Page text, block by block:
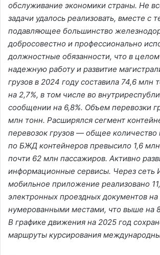
обслуживание экономики страны. Не
задачи удалось реализовать, вместе с
подавляющее большинство
добросовестно и профессионально
должностные обязанности, что в
надежную работу и развитие
грузов в 2024 году составила 74,6 млн
на 2,7%, в том числе во
сообщении на 6,8%. Объем перевозки
млн тонн. Расширялся сегмент
перевозок грузов — общее количество
по БЖД контейнеров превысило 1,6
почти 62 млн пассажиров. Активно
информационные сервисы. Через сеть
мобильное приложение реализовано
электронных проездных документов на
нумерованными местами, что выше на
В графике движения на 2025 год
маршруты курсирования